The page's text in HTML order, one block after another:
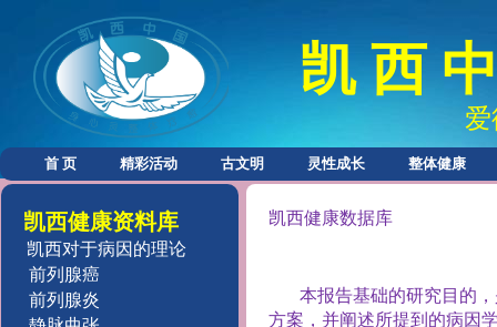
首 页 精彩活动 古文明 灵性成长 整体健康
凯 西
凯西健康资料库
凯西对于病因的理论
前列腺癌
前列腺炎
凯西健康数据库
本报告基础的研究目的
方案，并阐述所提到的病因